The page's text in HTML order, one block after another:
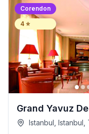
Corendon
4 ⭐
Grand Yavuz
Istanbul, Istanbul,